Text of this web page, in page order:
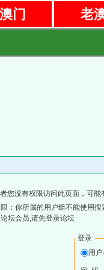
门 老
您没有权限访问此页面，可能
：你所属的用户组不能使用搜
坛会员,请先登录论坛
登录
用